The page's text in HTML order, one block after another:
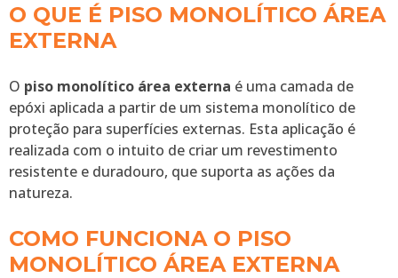
O QUE É PISO MONOLÍTICO ÁREA
EXTERNA
O piso monolítico área externa é uma camada de
epóxi aplicada a partir de um sistema monolítico de
proteção para superfícies externas. Esta aplicação é
realizada com o intuito de criar um revestimento
resistente e duradouro, que suporta as ações da
natureza.
COMO FUNCIONA O PISO
MONOLÍTICO ÁREA EXTERNA